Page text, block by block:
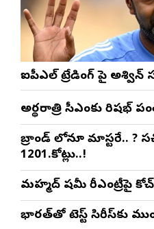
ఐపీఎల్ ట్రేడింగ్ పై
అర్థరాత్రి సీఎంకు రిషభ్
బ్రాండ్ లోనూ మాస్టరే.. ?
1201.కోట్లు..!
మహ్మద్ షమీ రీఎంట్రీపై
భారత్‌తో టెస్ట్ సిరీస్‌కు